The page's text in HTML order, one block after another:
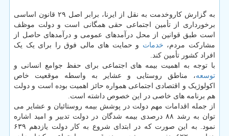
به گزارش کاروخدمت به نقل از ایرنا، برابر اصل ۲۹ قانون اساسی
برخورداری از تأمین اجتماعی حقی همگانی است و دولت موظف
است طبق قوانین از محل درآمدهای عمومی و درآمدهای حاصل از
مشارکت مردم، خدمات و حمایت های مالی فوق را برای یک یک
افراد کشور تأمین کند.
با توجه به اهمیت بیمه های اجتماعی برای حفظ جوامع انسانی و
توسعه، مناطق روستایی و عشایر به واسطه موقعیت خاص
اکولوژیک و اقتصادی اجتماعی همواره حائز اهمیت بوده است و دولت
هم برنامه های خاصی در این خصوص داشته است.
از جمله اقدامات مهم دولت در پوشش بیمه روستائیان و عشایر می
توان به رشد ۸۸ درصدی بیمه شدگان در دولت تدبیر و امید اشاره
نمود. به این صورت که در ابتدای شروع به کار دولت یازدهم ۶۳۹